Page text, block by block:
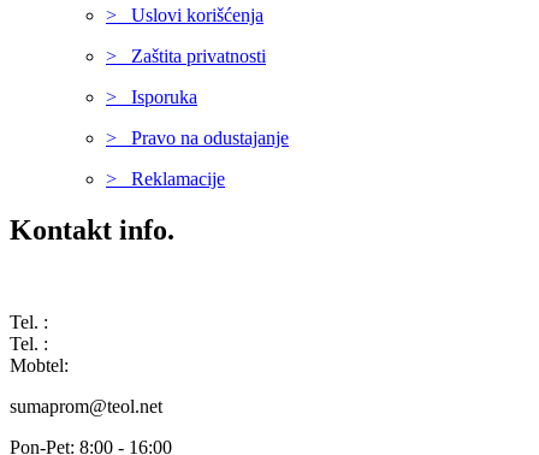
> Uslovi korišćenja
> Zaštita privatnosti
> Isporuka
> Pravo na odustajanje
> Reklamacije
Kontakt info.
Tel. :
Tel. :
Mobtel:
sumaprom@teol.net
Pon-Pet: 8:00 - 16:00